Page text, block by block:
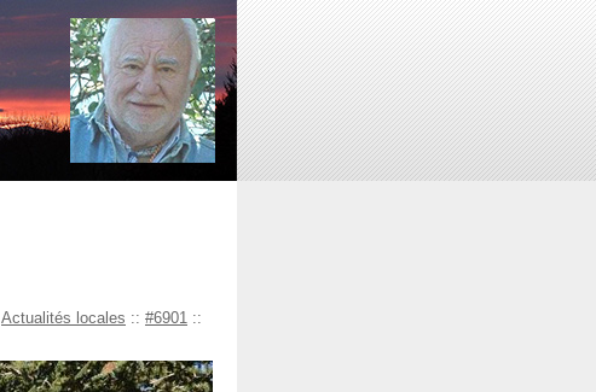
Actualités locales :: #6901 ::